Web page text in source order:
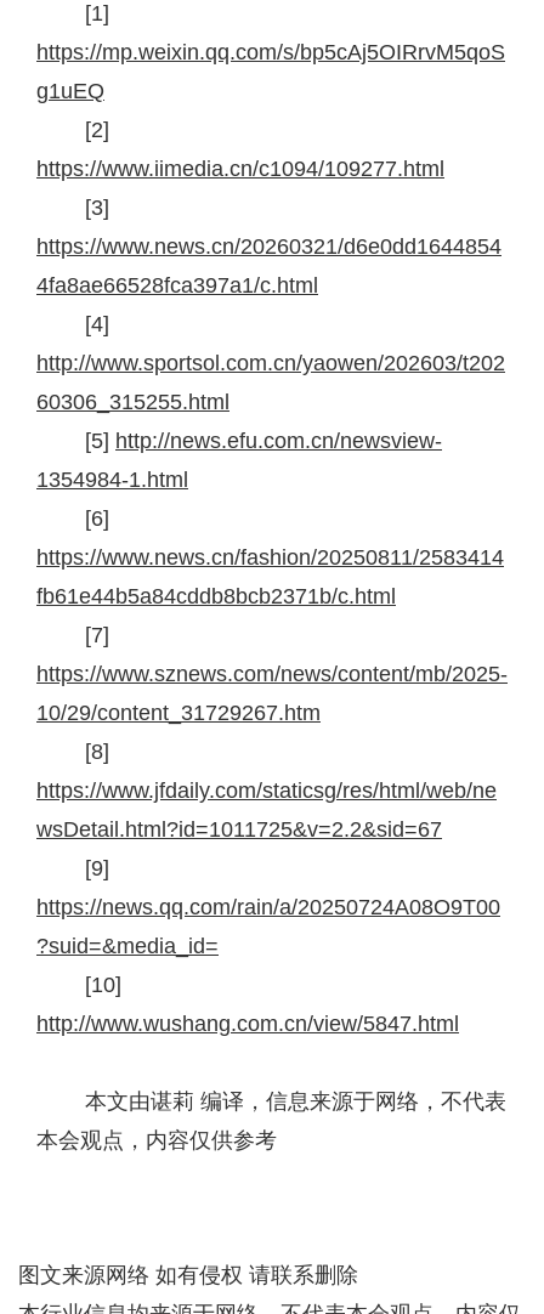
[1]
https://mp.weixin.qq.com/s/bp5cAj5OIRrvM5qoS
g1uEQ
[2]
https://www.iimedia.cn/c1094/109277.html
[3]
https://www.news.cn/20260321/d6e0dd1644854
4fa8ae66528fca397a1/c.html
[4]
http://www.sportsol.com.cn/yaowen/202603/t202
60306_315255.html
[5] http://news.efu.com.cn/newsview-
1354984-1.html
[6]
https://www.news.cn/fashion/20250811/2583414
fb61e44b5a84cddb8bcb2371b/c.html
[7]
https://www.sznews.com/news/content/mb/2025-
10/29/content_31729267.htm
[8]
https://www.jfdaily.com/staticsg/res/html/web/ne
wsDetail.html?id=1011725&v=2.2&sid=67
[9]
https://news.qq.com/rain/a/20250724A08O9T00
?suid=&media_id=
[10]
http://www.wushang.com.cn/view/5847.html
本文由谌莉 编译，信息来源于网络，不代表
本会观点，内容仅供参考
图文来源网络 如有侵权 请联系删除